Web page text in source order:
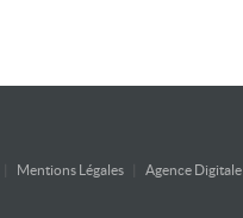
Mentions Légales Agence Digitale